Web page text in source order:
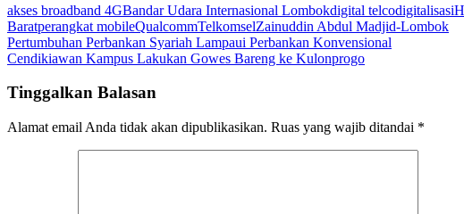
akses broadband 4GBandar Udara Internasional Lombokdigital telcodigitalisasi
Baratperangkat mobileQualcommTelkomselZainuddin Abdul Madjid-Lombok
Navigasi
pos
Pertumbuhan Perbankan Syariah Lampaui Perbankan Konvensional
Cendikiawan Kampus Lakukan Gowes Bareng ke Kulonprogo
Tinggalkan Balasan
Alamat email Anda tidak akan dipublikasikan. Ruas yang wajib ditandai *